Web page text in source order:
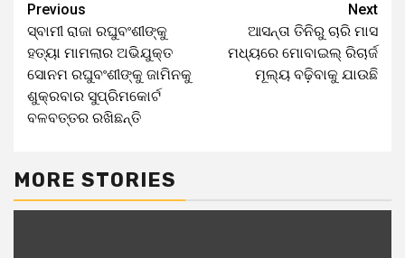
Previous
ସ୍ବାମୀ ରାଜା ରଘୁବଂଶୀଙ୍କୁ
ହତ୍ୟା ମାମଲାର ଅଭିଯୁକ୍ତ
ସୋନମ ରଘୁବଂଶୀଙ୍କୁ ଜାମିନକୁ
ଶୁକ୍ରବାର ସୁପ୍ରିମକୋର୍ଟ
ବଳବତ୍ତର ରଖିଛନ୍ତି
Next
ଆସନ୍ତା ତିନିରୁ ଚାରି ମାସ
ମଧ୍ୟରେ ମୋବାଇଲ୍‌ ରିଚାର୍ଜ
ମୂଲ୍ୟ ବଢ଼ିବାକୁ ଯାଉଛି
MORE STORIES